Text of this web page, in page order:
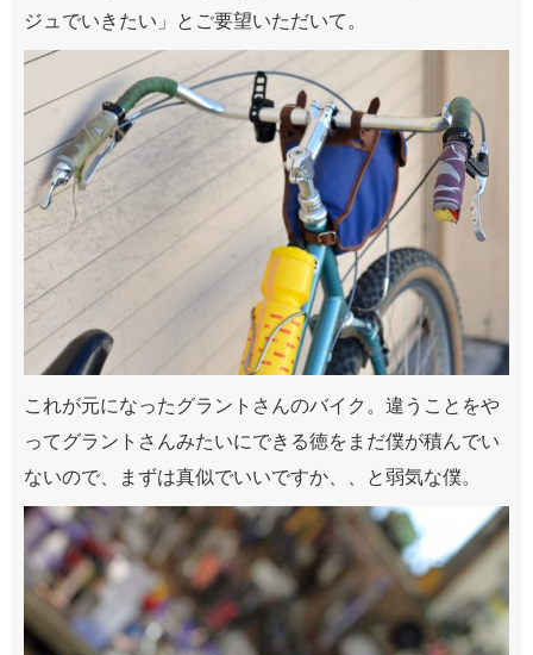
ジュでいきたい」とご要望いただいて。
これが元になったグラントさんのバイク。違うことをや
ってグラントさんみたいにできる徳をまだ僕が積んでい
ないので、まずは真似でいいですか、、と弱気な僕。